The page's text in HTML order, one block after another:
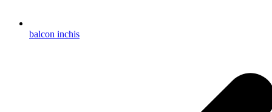
balcon inchis